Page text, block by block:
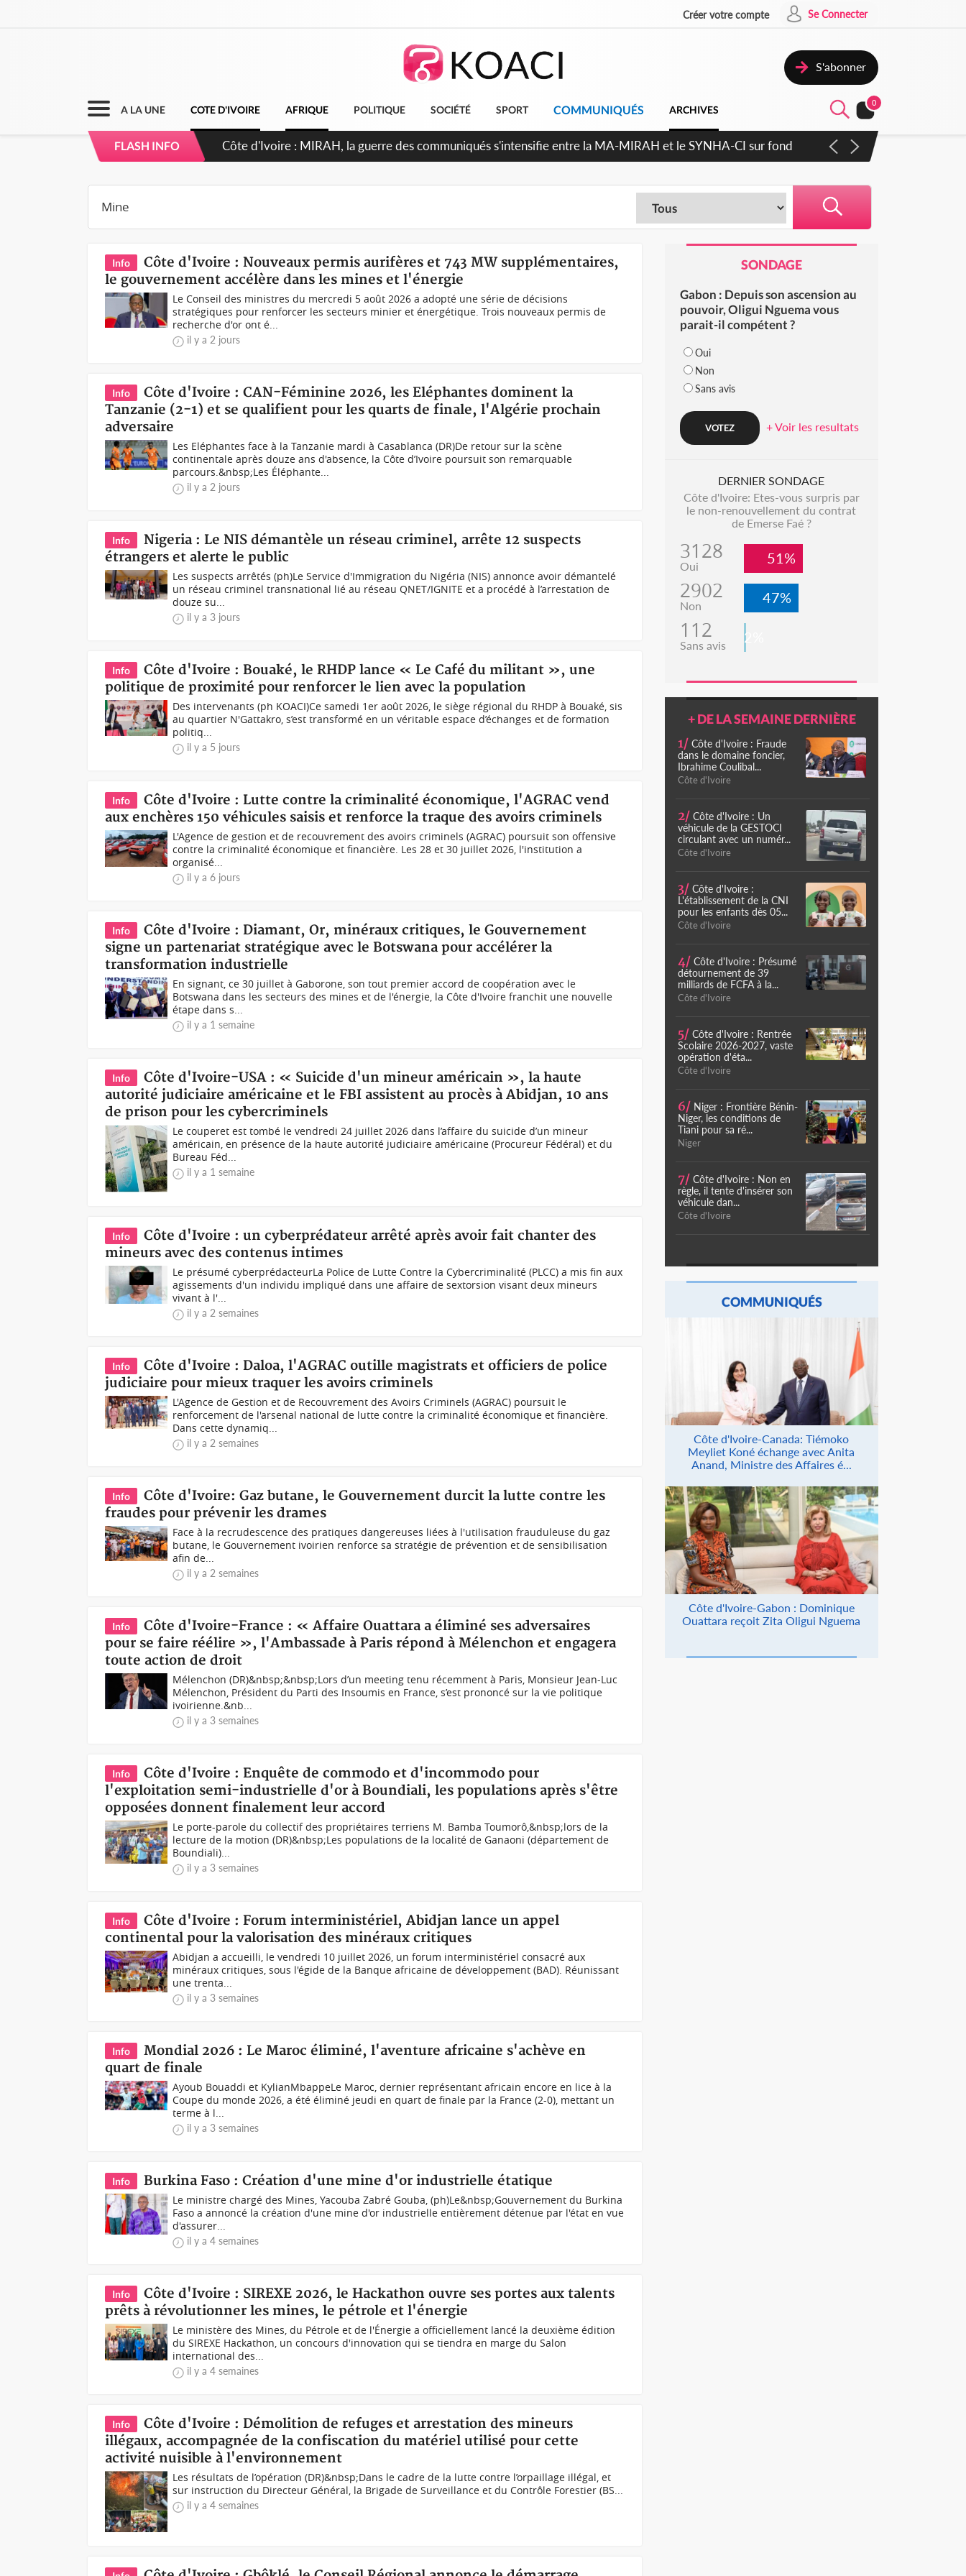
Créer votre compte Se Connecter
S'abonner
A LA UNE COTE D'IVOIRE AFRIQUE POLITIQUE SOCIÉTÉ SPORT COMMUNIQUÉS ARCHIVES
0
FLASH INFO
Côte d'Ivoire : MIRAH, la guerre des communiqués s'intensifie entre la MA-MIRAH et le SYNHA-CI sur fond
Info
Côte d'Ivoire : Nouveaux permis aurifères et 743 MW supplémentaires,
le gouvernement accélère dans les mines et l'énergie
Le Conseil des ministres du mercredi 5 août 2026 a adopté une série de décisions
stratégiques pour renforcer les secteurs minier et énergétique. Trois nouveaux permis de
recherche d'or ont é...
il y a 2 jours
Info
Côte d'Ivoire : CAN-Féminine 2026, les Eléphantes dominent la
Tanzanie (2-1) et se qualifient pour les quarts de finale, l'Algérie prochain
adversaire
Les Eléphantes face à la Tanzanie mardi à Casablanca (DR)De retour sur la scène
continentale après douze ans d'absence, la Côte d’Ivoire poursuit son remarquable
parcours.&nbsp;Les Éléphante...
il y a 2 jours
Info
Nigeria : Le NIS démantèle un réseau criminel, arrête 12 suspects
étrangers et alerte le public
Les suspects arrêtés (ph)Le Service d'Immigration du Nigéria (NIS) annonce avoir démantelé
un réseau criminel transnational lié au réseau QNET/IGNITE et a procédé à l’arrestation de
douze su...
il y a 3 jours
Info
Côte d'Ivoire : Bouaké, le RHDP lance « Le Café du militant », une
politique de proximité pour renforcer le lien avec la population
Des intervenants (ph KOACI)Ce samedi 1er août 2026, le siège régional du RHDP à Bouaké, sis
au quartier N'Gattakro, s’est transformé en un véritable espace d’échanges et de formation
politiq...
il y a 5 jours
Info
Côte d'Ivoire : Lutte contre la criminalité économique, l'AGRAC vend
aux enchères 150 véhicules saisis et renforce la traque des avoirs criminels
L'Agence de gestion et de recouvrement des avoirs criminels (AGRAC) poursuit son offensive
contre la criminalité économique et financière. Les 28 et 30 juillet 2026, l'institution a
organisé...
il y a 6 jours
Info
Côte d'Ivoire : Diamant, Or, minéraux critiques, le Gouvernement
signe un partenariat stratégique avec le Botswana pour accélérer la
transformation industrielle
En signant, ce 30 juillet à Gaborone, son tout premier accord de coopération avec le
Botswana dans les secteurs des mines et de l'énergie, la Côte d'Ivoire franchit une nouvelle
étape dans s...
il y a 1 semaine
Info
Côte d'Ivoire-USA : « Suicide d'un mineur américain », la haute
autorité judiciaire américaine et le FBI assistent au procès à Abidjan, 10 ans
de prison pour les cybercriminels
Le couperet est tombé le vendredi 24 juillet 2026 dans l’affaire du suicide d’un mineur
américain, en présence de la haute autorité judiciaire américaine (Procureur Fédéral) et du
Bureau Féd...
il y a 1 semaine
Info
Côte d'Ivoire : un cyberprédateur arrêté après avoir fait chanter des
mineurs avec des contenus intimes
Le présumé cyberprédacteurLa Police de Lutte Contre la Cybercriminalité (PLCC) a mis fin aux
agissements d'un individu impliqué dans une affaire de sextorsion visant deux mineurs
vivant à l'...
il y a 2 semaines
Info
Côte d'Ivoire : Daloa, l'AGRAC outille magistrats et officiers de police
judiciaire pour mieux traquer les avoirs criminels
L'Agence de Gestion et de Recouvrement des Avoirs Criminels (AGRAC) poursuit le
renforcement de l'arsenal national de lutte contre la criminalité économique et financière.
Dans cette dynamiq...
il y a 2 semaines
Info
Côte d'Ivoire: Gaz butane, le Gouvernement durcit la lutte contre les
fraudes pour prévenir les drames
Face à la recrudescence des pratiques dangereuses liées à l'utilisation frauduleuse du gaz
butane, le Gouvernement ivoirien renforce sa stratégie de prévention et de sensibilisation
afin de...
il y a 2 semaines
Info
Côte d'Ivoire-France : « Affaire Ouattara a éliminé ses adversaires
pour se faire réélire », l'Ambassade à Paris répond à Mélenchon et engagera
toute action de droit
Mélenchon (DR)&nbsp;&nbsp;Lors d’un meeting tenu récemment à Paris, Monsieur Jean-Luc
Mélenchon, Président du Parti des Insoumis en France, s’est prononcé sur la vie politique
ivoirienne.&nb...
il y a 3 semaines
Info
Côte d'Ivoire : Enquête de commodo et d'incommodo pour
l'exploitation semi-industrielle d'or à Boundiali, les populations après s'être
opposées donnent finalement leur accord
Le porte-parole du collectif des propriétaires terriens M. Bamba Toumorô,&nbsp;lors de la
lecture de la motion (DR)&nbsp;Les populations de la localité de Ganaoni (département de
Boundiali)...
il y a 3 semaines
Info
Côte d'Ivoire : Forum interministériel, Abidjan lance un appel
continental pour la valorisation des minéraux critiques
Abidjan a accueilli, le vendredi 10 juillet 2026, un forum interministériel consacré aux
minéraux critiques, sous l'égide de la Banque africaine de développement (BAD). Réunissant
une trenta...
il y a 3 semaines
Info
Mondial 2026 : Le Maroc éliminé, l'aventure africaine s'achève en
quart de finale
Ayoub Bouaddi et KylianMbappeLe Maroc, dernier représentant africain encore en lice à la
Coupe du monde 2026, a été éliminé jeudi en quart de finale par la France (2-0), mettant un
terme à l...
il y a 3 semaines
Info Burkina Faso : Création d'une mine d'or industrielle étatique
Le ministre chargé des Mines, Yacouba Zabré Gouba, (ph)Le&nbsp;Gouvernement du Burkina
Faso a annoncé la création d'une mine d'or industrielle entièrement détenue par l'état en vue
d'assurer...
il y a 4 semaines
Info
Côte d'Ivoire : SIREXE 2026, le Hackathon ouvre ses portes aux talents
prêts à révolutionner les mines, le pétrole et l'énergie
Le ministère des Mines, du Pétrole et de l'Énergie a officiellement lancé la deuxième édition
du SIREXE Hackathon, un concours d'innovation qui se tiendra en marge du Salon
international des...
il y a 4 semaines
Info
Côte d'Ivoire : Démolition de refuges et arrestation des mineurs
illégaux, accompagnée de la confiscation du matériel utilisé pour cette
activité nuisible à l'environnement
Les résultats de l’opération (DR)&nbsp;Dans le cadre de la lutte contre l’orpaillage illégal, et
sur instruction du Directeur Général, la Brigade de Surveillance et du Contrôle Forestier (BS...
il y a 4 semaines
SONDAGE
Gabon : Depuis son ascension au
pouvoir, Oligui Nguema vous
parait-il compétent ?
Oui
Non
Sans avis
+ Voir les resultats
DERNIER SONDAGE
Côte d'Ivoire: Etes-vous surpris par
le non-renouvellement du contrat
de Emerse Faé ?
3128
Oui 51%
2902
Non 47%
112
Sans avis 2%
+ DE LA SEMAINE DERNIÈRE
1/ Côte d'Ivoire : Fraude
dans le domaine foncier,
Ibrahime Coulibal...
Côte d'Ivoire
2/ Côte d'Ivoire : Un
véhicule de la GESTOCI
circulant avec un numér...
Côte d'Ivoire
3/ Côte d'Ivoire :
L'établissement de la CNI
pour les enfants dès 05...
Côte d'Ivoire
4/ Côte d'Ivoire : Présumé
détournement de 39
milliards de FCFA à la...
Côte d'Ivoire
5/ Côte d'Ivoire : Rentrée
Scolaire 2026-2027, vaste
opération d'éta...
Côte d'Ivoire
6/ Niger : Frontière Bénin-
Niger, les conditions de
Tiani pour sa ré...
Niger
7/ Côte d'Ivoire : Non en
règle, il tente d'insérer son
véhicule dan...
Côte d'Ivoire
COMMUNIQUÉS
Côte d'Ivoire-Canada: Tiémoko
Meyliet Koné échange avec Anita
Anand, Ministre des Affaires é...
Côte d'Ivoire-Gabon : Dominique
Ouattara reçoit Zita Oligui Nguema